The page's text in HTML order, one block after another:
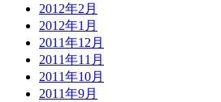
2012年2月
2012年1月
2011年12月
2011年11月
2011年10月
2011年9月